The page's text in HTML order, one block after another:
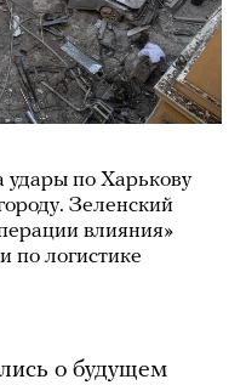
удары по Харькову
Зеленский
влияния»
по логистике
о будущем